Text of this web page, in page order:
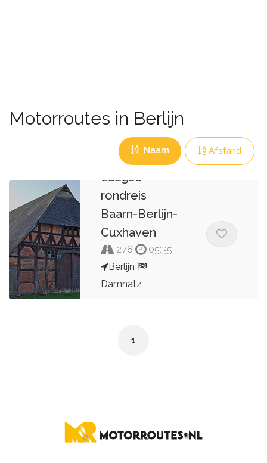
Motorroutes in Berlijn
Naam Afstand
Dag 5 van 8
daagse
rondreis
Baarn-Berlijn-
Cuxhaven
278
05:35
Berlijn
Damnatz
1